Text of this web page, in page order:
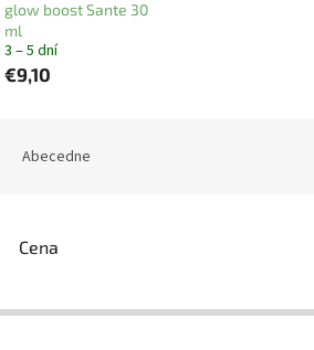
glow boost Sante 30
ml
3 – 5 dní
€9,10
Abecedne
Cena